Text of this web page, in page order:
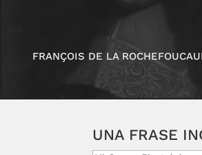
FRANÇOIS DE LA
UNA FRASE